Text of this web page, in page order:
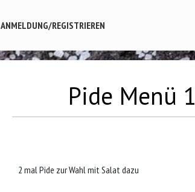
ANMELDUNG/REGISTRIEREN
Pide Menü 1
2 mal Pide zur Wahl mit Salat dazu